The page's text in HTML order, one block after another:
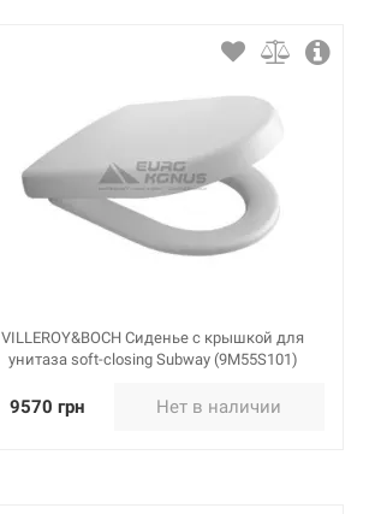
VILLEROY&BOCH Сиденье с крышкой для
унитаза soft-closing Subway (9M55S101)
9570 грн Нет в наличии